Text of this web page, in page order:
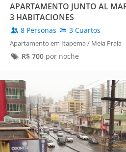
APARTAMENTO JUNTO AL
3 HABITACIONES
8 Personas 3 Cuartos
Apartamento em Itapema / Meia Praia
R$ 700por noche